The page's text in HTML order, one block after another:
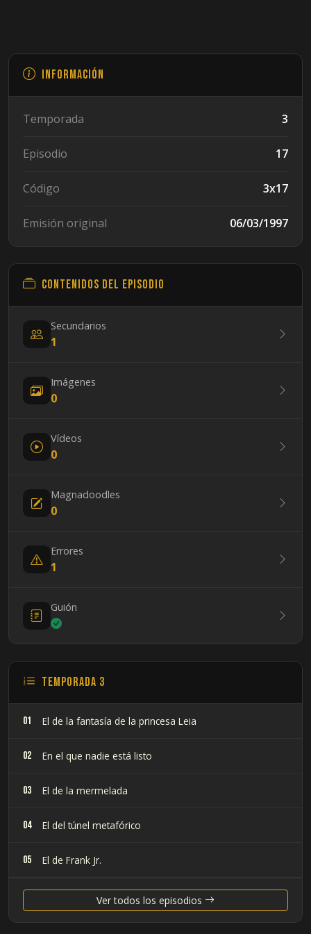
Información
Temporada 3
Episodio 17
Código 3x17
Emisión original 06/03/1997
Contenidos del episodio
Secundarios
1
Imágenes
0
Vídeos
0
Magnadoodles
0
Errores
1
Guión
Temporada 3
01 El de la fantasía de la princesa Leia
02 En el que nadie está listo
03 El de la mermelada
04 El del túnel metafórico
05 El de Frank Jr.
06 El del Flash-backVer todos los episodios